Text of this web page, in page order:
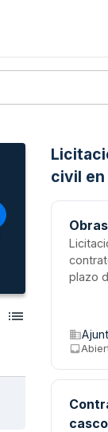
civil en
plazo